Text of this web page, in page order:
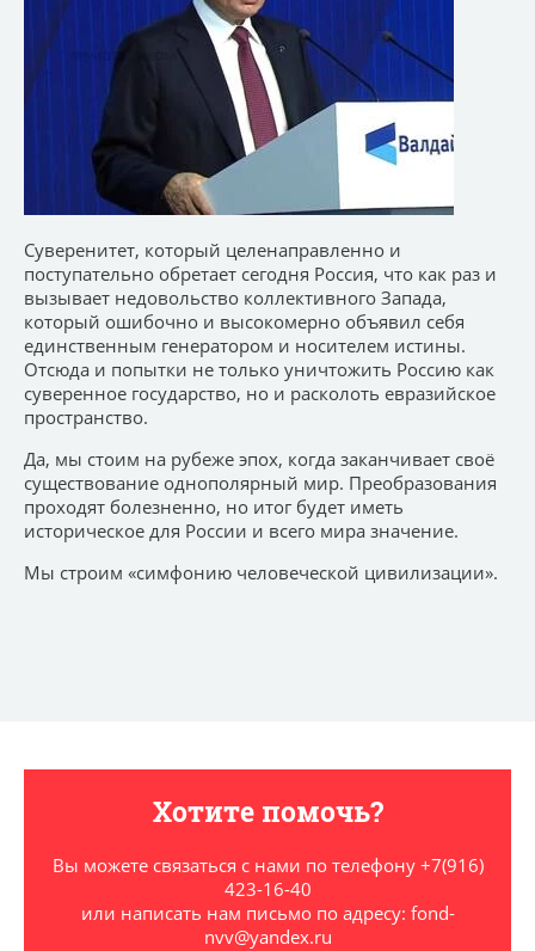
Суверенитет, который целенаправленно и
поступательно обретает сегодня Россия, что как раз и
вызывает недовольство коллективного Запада,
который ошибочно и высокомерно объявил себя
единственным генератором и носителем истины.
Отсюда и попытки не только уничтожить Россию как
суверенное государство, но и расколоть евразийское
пространство.
Да, мы стоим на рубеже эпох, когда заканчивает своё
существование однополярный мир. Преобразования
проходят болезненно, но итог будет иметь
историческое для России и всего мира значение.
Мы строим «симфонию человеческой цивилизации».
Хотите помочь?
Вы можете связаться с нами по телефону +7(916)
423-16-40
или написать нам письмо по адресу: fond-
nvv@yandex.ru